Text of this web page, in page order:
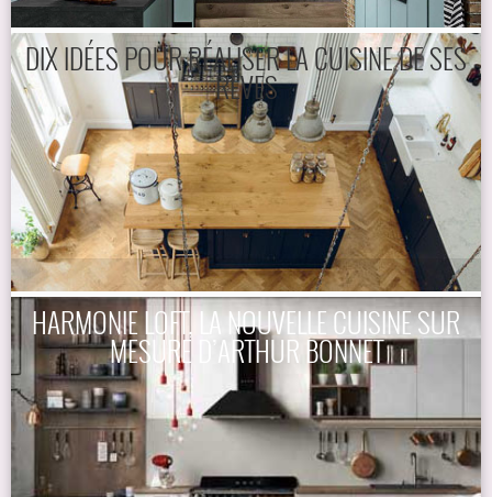
DIX IDÉES POUR RÉALISER LA CUISINE DE SES
RÊVES
HARMONIE LOFT, LA NOUVELLE CUISINE SUR
MESURE D’ARTHUR BONNET